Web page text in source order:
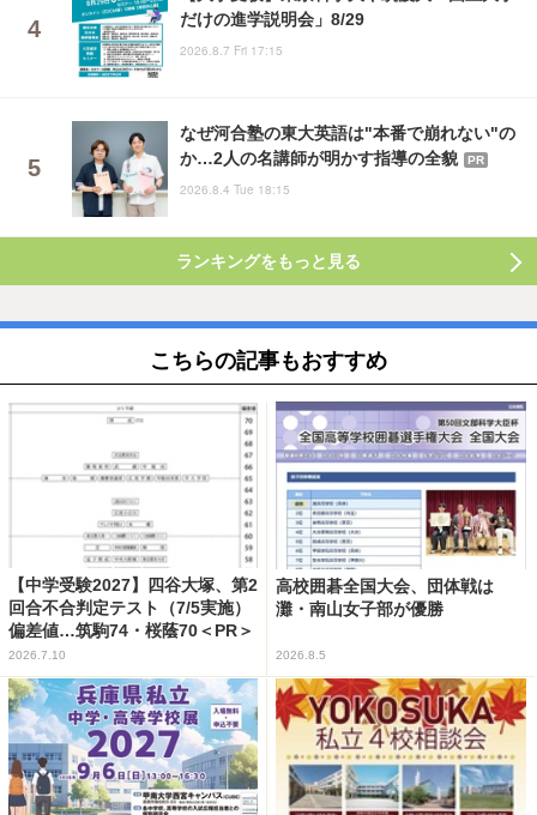
だけの進学説明会」8/29
2026.8.7 Fri 17:15
なぜ河合塾の東大英語は"本番で崩れない"の
か…2人の名講師が明かす指導の全貌
PR
2026.8.4 Tue 18:15
ランキングをもっと見る
こちらの記事もおすすめ
【中学受験2027】四谷大塚、第2
回合不合判定テスト（7/5実施）
偏差値…筑駒74・桜蔭70＜PR＞
2026.7.10
高校囲碁全国大会、団体戦は
灘・南山女子部が優勝
2026.8.5